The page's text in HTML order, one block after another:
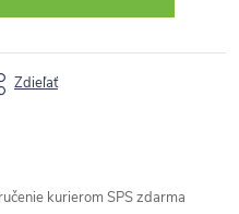
Zdieľať
kurierom SPS zdarma